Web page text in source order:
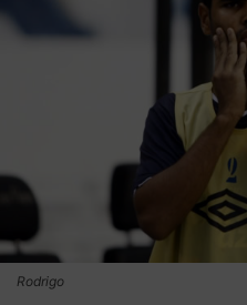
Rodrigo